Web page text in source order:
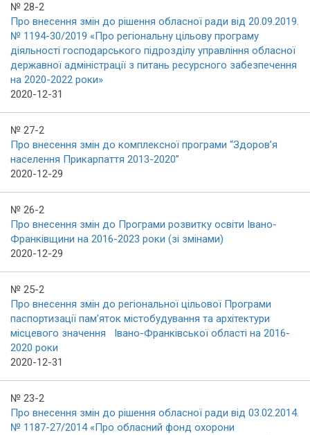
№ 28-2
Про внесення змін до рішення обласної ради від 20.09.2019.
№ 1194-30/2019 «Про регіональну цільову програму
діяльності господарського підрозділу управління обласної
державної адміністрації з питань ресурсного забезпечення
на 2020-2022 роки»
2020-12-31
№ 27-2
Про внесення змін до комплексної програми “Здоров’я
населення Прикарпаття 2013-2020”
2020-12-29
№ 26-2
Про внесення змін до Програми розвитку освіти Івано-
Франківщини на 2016-2023 роки (зі змінами)
2020-12-29
№ 25-2
Про внесення змін до регіональної цільової Програми
паспортизації пам’яток містобудування та архітектури
місцевого значення Івано-Франківської області на 2016-
2020 роки
2020-12-31
№ 23-2
Про внесення змін до рішення обласної ради від 03.02.2014.
№ 1187-27/2014 «Про обласний фонд охорони